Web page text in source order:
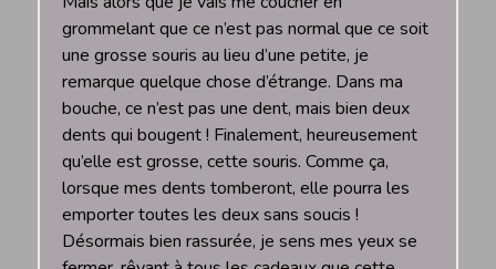
grommelant que ce n’est pas normal que ce soit
une grosse souris au lieu d’une petite, je
remarque quelque chose d’étrange. Dans ma
bouche, ce n’est pas une dent, mais bien deux
dents qui bougent ! Finalement, heureusement
qu’elle est grosse, cette souris. Comme ça,
lorsque mes dents tomberont, elle pourra les
emporter toutes les deux sans soucis !
Désormais bien rassurée, je sens mes yeux se